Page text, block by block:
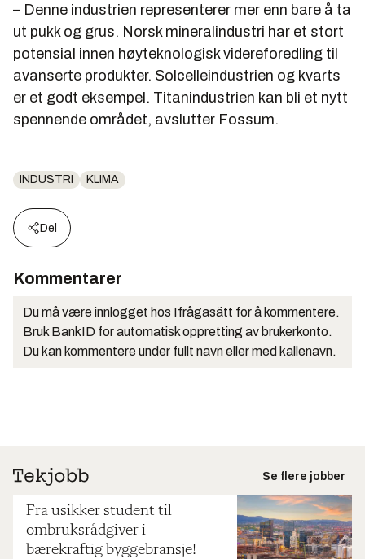
– Denne industrien representerer mer enn bare å ta
ut pukk og grus. Norsk mineralindustri har et stort
potensial innen høyteknologisk videreforedling til
avanserte produkter. Solcelleindustrien og kvarts
er et godt eksempel. Titanindustrien kan bli et nytt
spennende området, avslutter Fossum.
INDUSTRI KLIMA
Del
Kommentarer
Du må være innlogget hos Ifrågasätt for å kommentere.
Bruk BankID for automatisk oppretting av brukerkonto.
Du kan kommentere under fullt navn eller med kallenavn.
Se flere jobber
Fra usikker student til
ombruksrådgiver i
bærekraftig byggebransje!